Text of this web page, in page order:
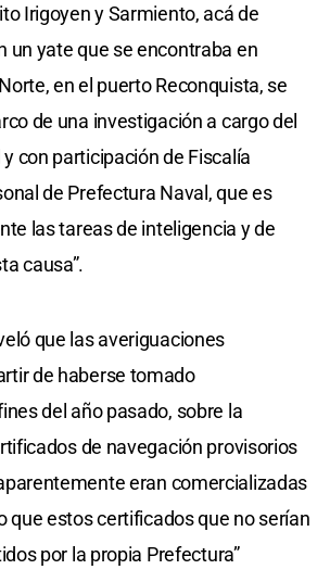
Irigoyen y Sarmiento, acá de
un yate que se encontraba en
en el puerto Reconquista, se
de una investigación a cargo del
con participación de Fiscalía
de Prefectura Naval, que es
las tareas de inteligencia y de
causa”.
que las averiguaciones
de haberse tomado
del año pasado, sobre la
de navegación provisorios
eran comercializadas
que estos certificados que no serían
por la propia Prefectura”